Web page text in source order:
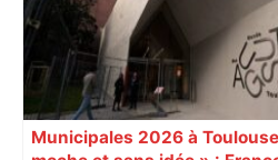
Municipales 2026 à